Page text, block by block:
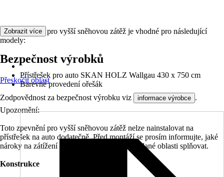
Toto zpevnění pro vyšší sněhovou zátěž je vhodné pro následující
modely:
Přístřešek pro auto SKAN HOLZ Wallgau 430 x 750 cm
Barevné provedení ořešák
Upozornění:
Toto zpevnění pro vyšší sněhovou zátěž nelze nainstalovat na
přístřešek na auto dodatečně. Před montáží se prosím informujte, jaké
nároky na zátížení sněhem musí přístřešek v dané oblasti splňovat.
Konstrukce
Zobrazit více
Bezpečnost výrobků
Přeskočit oblast
Zodpovědnost za bezpečnost výrobku viz informace výrobce .